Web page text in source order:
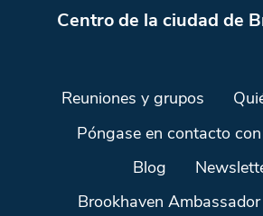
Centro de la ciudad de
Reuniones y grupos
Póngase en contacto
Blog
Brookhaven